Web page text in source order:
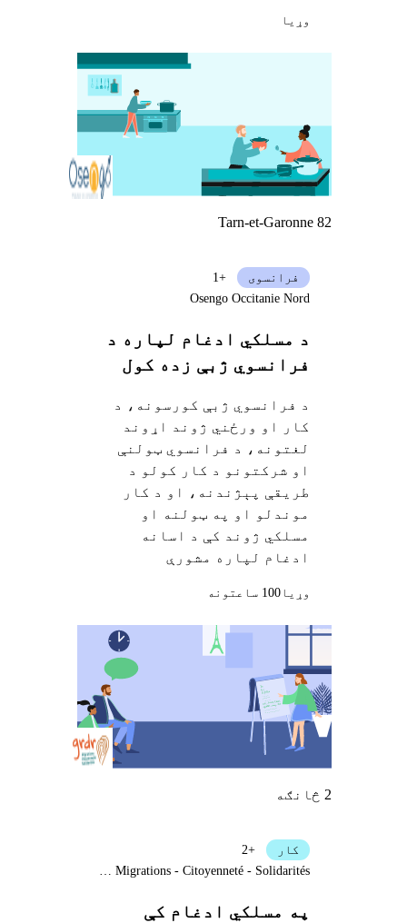
وړيا
Tarn-et-Garonne 82
د مسلکي ادغام لپاره د
فرانسوي ژبې زده کول
د فرانسوي ژبې کورسونه، د
کار او ورځني ژوند اړوند
لغتونه، د فرانسوي ټولنې
او شرکتونو د کار کولو د
طریقې پېژندنه، او د کار
موندلو او په ټولنه او
مسلکي ژوند کې د اسانه
ادغام لپاره مشورې
فرانسوی
+1
Osengo Occitanie Nord
وړيا100 ساعتونه
2 څانګه
په مسلکي ادغام کې
کار
+2
Grdr - Migrations - Citoyenneté - Solidarités